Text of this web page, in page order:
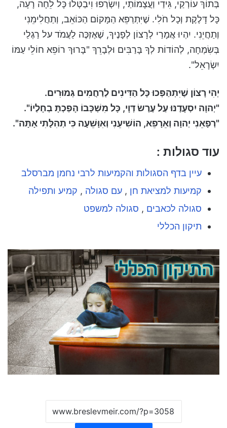
בְּתוֹךְ עוֹרְקַי, גִּידַי וַעֲצָמוֹתַי, וְיִשְׂרְפוּ וִיבַטְּלוּ כָּל לֵחָה רָעָה,
כָּל דָּלֶקֶת וְכָל חֹלִי. שֶׁיִּתְרַפֵּא הַמָּקוֹם הַכּוֹאֵב, וְתַחֲלִימֵנִי
וְתַחֲיֵנִי. יִהְיוּ אֲמָרַי לְרָצוֹן לְפָנֶיךָ, שֶׁאֶזְכֶּה לַעֲמֹד על רַגְלַי
בְּשִׂמְחָה, לְהוֹדוֹת לְךָ בָּרַבִּים וּלְבָרֵךְ "בָּרוּךְ רוֹפֵא חוֹלֵי עַמּוֹ
יִשְׂרָאֵל".
יְהִי רָצוֹן שֶׁיִּתְהַפְּכוּ כָּל הַדִּינִים לְרַחֲמִים גְּמוּרִים.
"יְהוָה יִסְעָדֶנּוּ עַל עֶרֶשׂ דְּוָי, כָּל מִשְׁכָּבוֹ הָפַכְתָּ בְחָלְיוֹ".
"רְפָאֵנִי יְהוָה וְאֵרָפֵא, הוֹשִׁיעֵנִי וְאִוָּשֵׁעָה כִּי תְהִלָּתִי אָתָּה".
עוד סגולות :
עיין בדף הסגולות והקמיעות לרבי נחמן מברסלב
קמיעות למציאת חן , עם סגולה , קמיע ותפילה
סגולה לכאבים , סגולה למשפט
תיקון הכללי